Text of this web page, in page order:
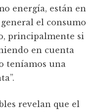
energía, están en
el consumo
principalmente si
en cuenta
teníamos una
revelan que el